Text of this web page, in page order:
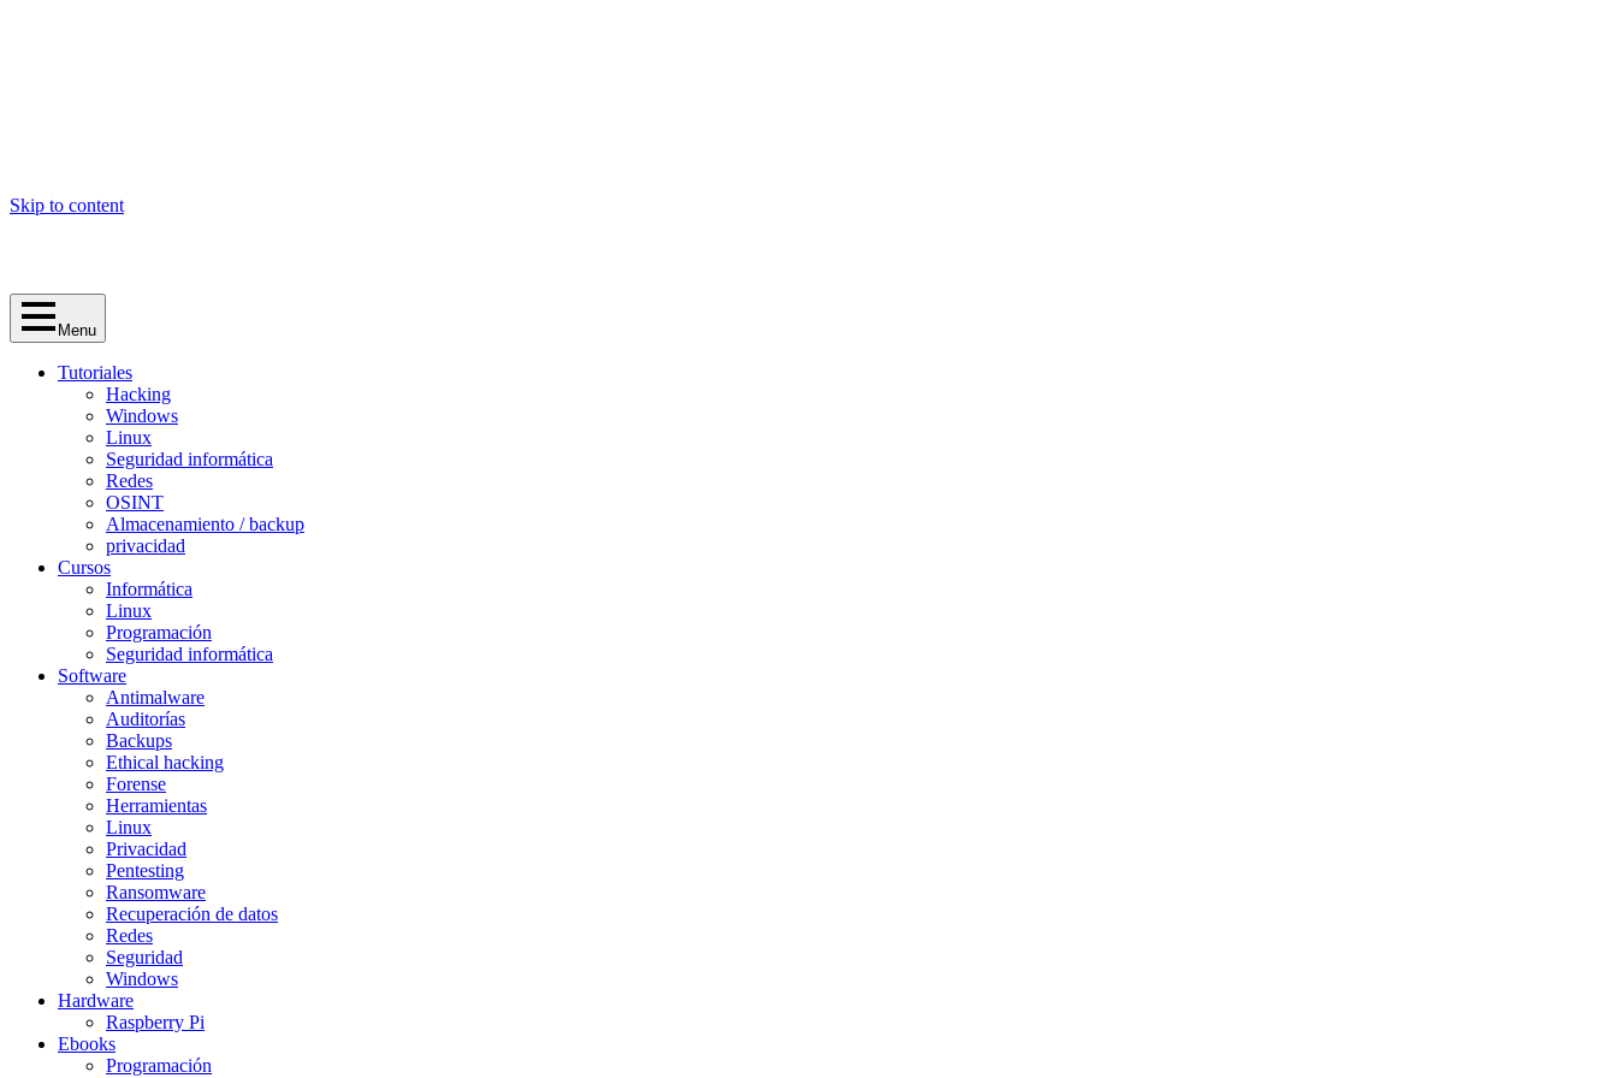
Skip to content
Menu
Tutoriales
Hacking
Windows
Linux
Seguridad informática
Redes
OSINT
Almacenamiento / backup
privacidad
Cursos
Informática
Linux
Programación
Seguridad informática
Software
Antimalware
Auditorías
Backups
Ethical hacking
Forense
Herramientas
Linux
Privacidad
Pentesting
Ransomware
Recuperación de datos
Redes
Seguridad
Windows
Hardware
Raspberry Pi
Ebooks
Programación